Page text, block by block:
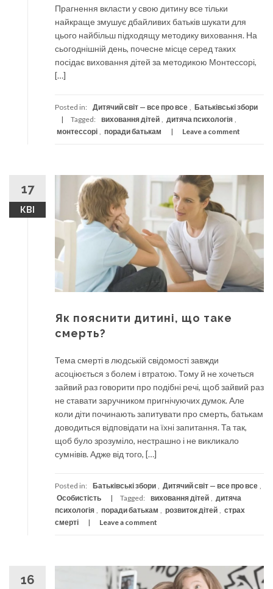
Прагнення вкласти у свою дитину все тільки
найкраще змушує дбайливих батьків шукати для
цього найбільш підходящу методику виховання. На
сьогоднішній день, почесне місце серед таких
посідає виховання дітей за методикою Монтессорі,
[…]
Posted in: Дитячий світ — все про все , Батьківські збори
Tagged:
виховання дітей , дитяча психологія ,
монтессорі , поради батькам Leave a comment
17
КВІ
Як пояснити дитині, що таке
смерть?
Тема смерті в людській свідомості завжди
асоціюється з болем і втратою. Тому й не хочеться
зайвий раз говорити про подібні речі, щоб зайвий раз
не ставати заручником пригнічуючих думок. Але
коли діти починають запитувати про смерть, батькам
доводиться відповідати на їхні запитання. Та так,
щоб було зрозуміло, нестрашно і не викликало
сумнівів. Адже від того, […]
Posted in: Батьківські збори Дитячий світ — все про все
Особистість
Tagged: виховання дітей
дитяча
психологія
поради батькам розвиток дітей
страх
смерті
Leave a comment
16